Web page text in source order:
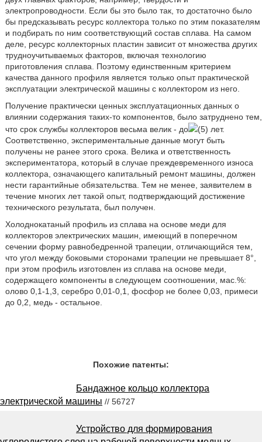
электропроводности. Если бы это было так, то достаточно было
бы предсказывать ресурс коллектора только по этим показателям
и подбирать по ним соответствующий состав сплава. На самом
деле, ресурс коллекторных пластин зависит от множества других
трудноучитываемых факторов, включая технологию
приготовления сплава. Поэтому единственным критерием
качества данного профиля является только опыт практической
эксплуатации электрической машины с коллектором из него.
Получение практически ценных эксплуатационных данных о
влиянии содержания таких-то компонентов, было затруднено тем,
что срок службы коллекторов весьма велик - до
(5) лет.
Соответственно, экспериментальные данные могут быть
получены не ранее этого срока. Велика и ответственность
экспериментатора, который в случае преждевременного износа
коллектора, означающего капитальный ремонт машины, должен
нести гарантийные обязательства. Тем не менее, заявителем в
течение многих лет такой опыт, подтверждающий достижение
технического результата, был получен.
Холоднокатаный профиль из сплава на основе меди для
коллекторов электрических машин, имеющий в поперечном
сечении форму равнобедренной трапеции, отличающийся тем,
что угол между боковыми сторонами трапеции не превышает 8°,
при этом профиль изготовлен из сплава на основе меди,
содержащего компоненты в следующем соотношении, мас.%:
олово 0,1-1,3, серебро 0,01-0,1, фосфор не более 0,03, примеси
до 0,2, медь - остальное.
Похожие патенты:
Бандажное кольцо коллектора
электрической машины // 56727
Устройство для формирования